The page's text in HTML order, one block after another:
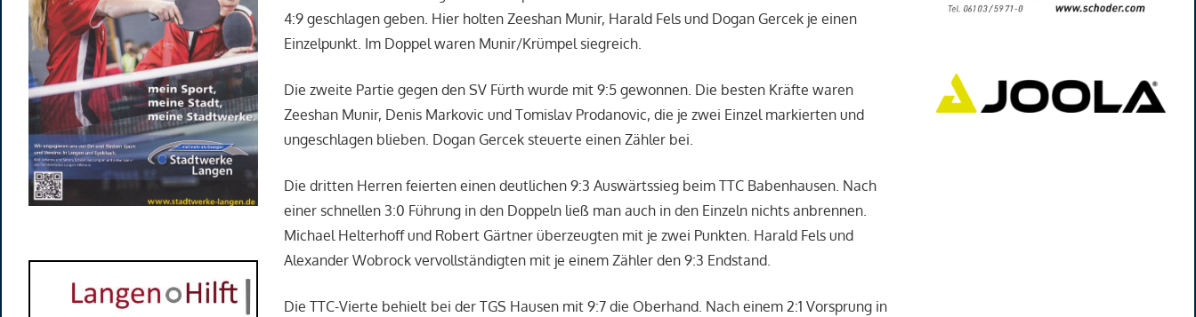
4:9 geschlagen geben. Hier holten Zeeshan Munir, Harald Fels und Dogan Gercek je einen
Einzelpunkt. Im Doppel waren Munir/Krümpel siegreich.
Die zweite Partie gegen den SV Fürth wurde mit 9:5 gewonnen. Die besten Kräfte waren
Zeeshan Munir, Denis Markovic und Tomislav Prodanovic, die je zwei Einzel markierten und
ungeschlagen blieben. Dogan Gercek steuerte einen Zähler bei.
Die dritten Herren feierten einen deutlichen 9:3 Auswärtssieg beim TTC Babenhausen. Nach
einer schnellen 3:0 Führung in den Doppeln ließ man auch in den Einzeln nichts anbrennen.
Michael Helterhoff und Robert Gärtner überzeugten mit je zwei Punkten. Harald Fels und
Alexander Wobrock vervollständigten mit je einem Zähler den 9:3 Endstand.
Die TTC-Vierte behielt bei der TGS Hausen mit 9:7 die Oberhand. Nach einem 2:1 Vorsprung in